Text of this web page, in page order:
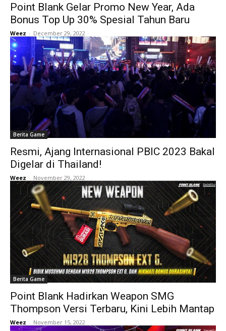
Point Blank Gelar Promo New Year, Ada
Bonus Top Up 30% Spesial Tahun Baru
Weez - December 29, 2022
Berita Game
Resmi, Ajang Internasional PBIC 2023 Bakal
Digelar di Thailand!
Weez - November 29, 2022
Berita Game
Point Blank Hadirkan Weapon SMG
Thompson Versi Terbaru, Kini Lebih Mantap
Weez - November 15, 2022